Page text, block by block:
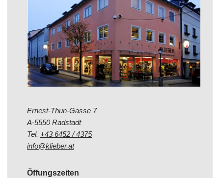
Ernest-Thun-Gasse 7
A-5550 Radstadt
Tel. +43 6452 / 4375
info@klieber.at
Öffungszeiten